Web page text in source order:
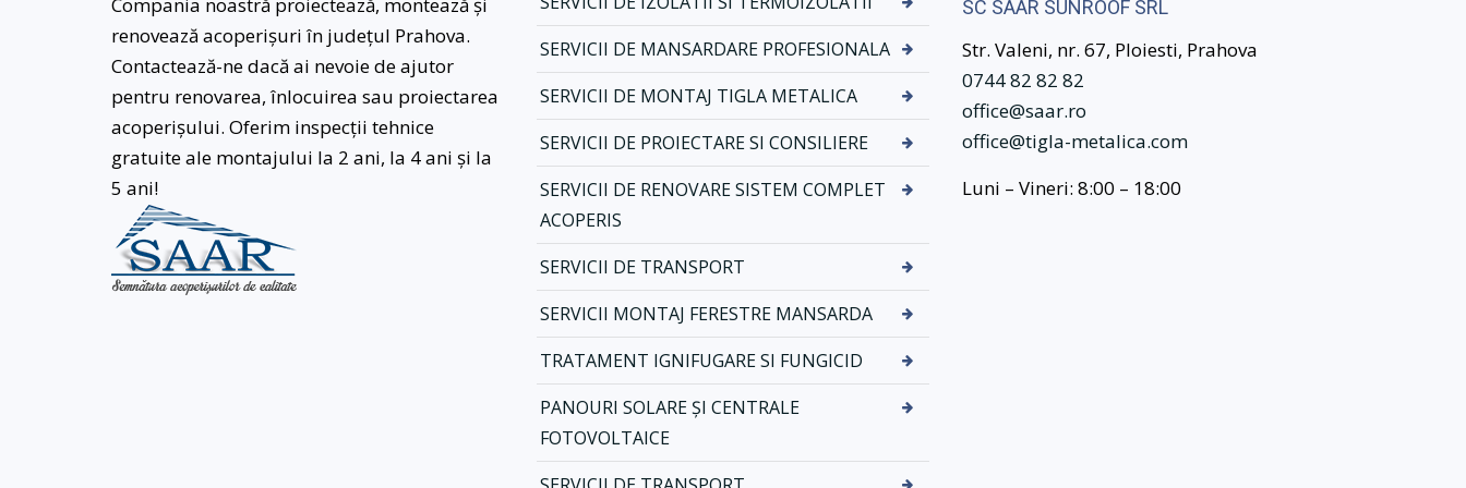
r
v
i
c
i
i
d
e
m
o
n
t
a
j
t
i
g
l
a
N
o
v
a
t
i
k
d
e
n
a
j
–
S
i
s
e
Compania noastră proiectează, montează și
renovează acoperișuri în județul Prahova.
Contactează-ne dacă ai nevoie de ajutor
pentru renovarea, înlocuirea sau proiectarea
acoperișului. Oferim inspecții tehnice
gratuite ale montajului la 2 ani, la 4 ani și la
5 ani!
SERVICII DE MANSARDARE PROFESIONALA
SERVICII DE MONTAJ TIGLA METALICA
SERVICII DE PROIECTARE SI CONSILIERE
SERVICII DE RENOVARE SISTEM COMPLET
ACOPERIS
SERVICII DE TRANSPORT
SERVICII MONTAJ FERESTRE MANSARDA
TRATAMENT IGNIFUGARE SI FUNGICID
PANOURI SOLARE ȘI CENTRALE
FOTOVOLTAICE
SC SAAR SUNROOF SRL
Str. Valeni, nr. 67, Ploiesti, Prahova
0744 82 82 82
office@saar.ro
office@tigla-metalica.com
Luni – Vineri: 8:00 – 18:00